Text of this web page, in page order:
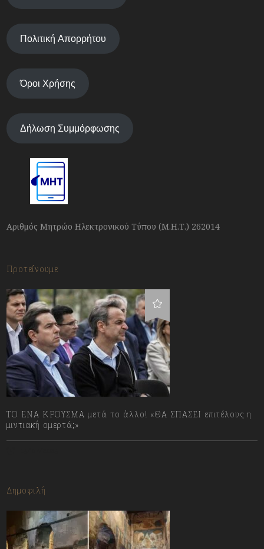
Πολιτική Απορρήτου
Όροι Χρήσης
Δήλωση Συμμόρφωσης
Αριθμός Μητρώο Ηλεκτρονικού Τύπου (Μ.Η.Τ.) 262014
Προτείνουμε
ΤΟ ΕΝΑ ΚΡΟΥΣΜΑ μετά το άλλο! «ΘΑ ΣΠΑΣΕΙ επιτέλους η
μιντιακή ομερτά;»
Δημοφιλή